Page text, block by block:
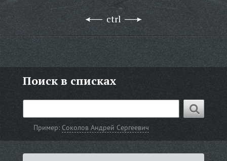
ctrl
Поиск в списках
Пример:Соколов Андрей Сергеевич